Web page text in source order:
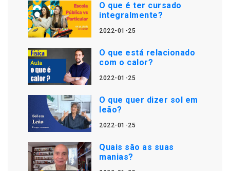
O que é ter cursado
integralmente?
2022-01-25
O que está relacionado
com o calor?
2022-01-25
O que quer dizer sol em
leão?
2022-01-25
Quais são as suas
manias?